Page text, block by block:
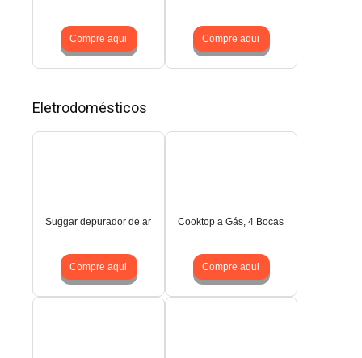
Compre aqui Compre aqui
Eletrodomésticos
Suggar depurador de ar
Compre aqui
Cooktop a Gás, 4 Bocas
Compre aqui